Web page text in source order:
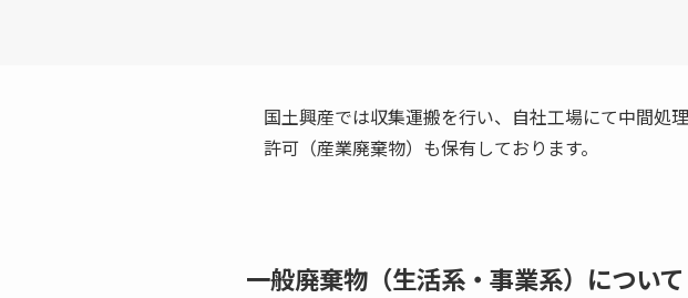
国土興産では収集運搬を行い、自社工場にて中間
許可（産業廃棄物）も保有しております。
一般廃棄物（生活系・事業系）について